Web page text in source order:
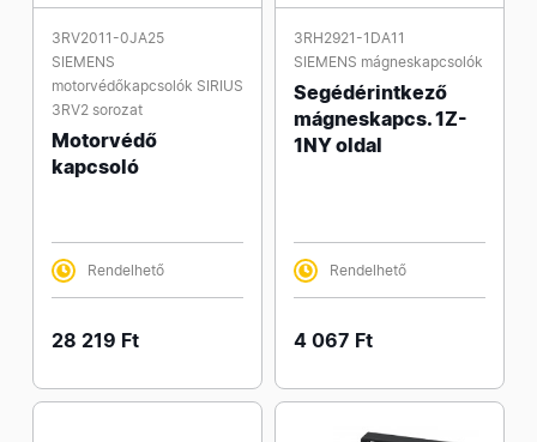
3RV2011-0JA25
SIEMENS
motorvédőkapcsolók SIRIUS
3RV2 sorozat
Motorvédő
kapcsoló
Rendelhető
28 219 Ft
3RH2921-1DA11
SIEMENS mágneskapcsolók
Segédérintkező
mágneskapcs. 1Z-
1NY oldal
Rendelhető
4 067 Ft